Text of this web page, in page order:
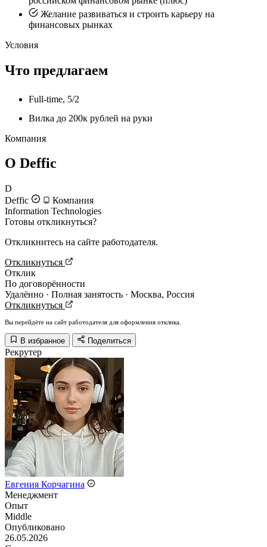
Желание развиваться и строить карьеру на
финансовых рынках
Условия
Что предлагаем
Full-time, 5/2
Вилка до 200к рублей на руки
Компания
О Deffic
D
Deffic
Компания
Information Technologies
Готовы откликнуться?
Откликнитесь на сайте работодателя.
Откликнуться
Отклик
По договорённости
Удалённо · Полная занятость · Москва, Россия
Откликнуться
Вы перейдёте на сайт работодателя для оформления отклика.
В избранное Поделиться
Рекрутер
Евгения Корчагина
Менеджмент
Опыт
Middle
Опубликовано
26.05.2026